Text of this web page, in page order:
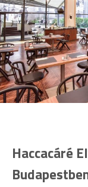
Haccacáré